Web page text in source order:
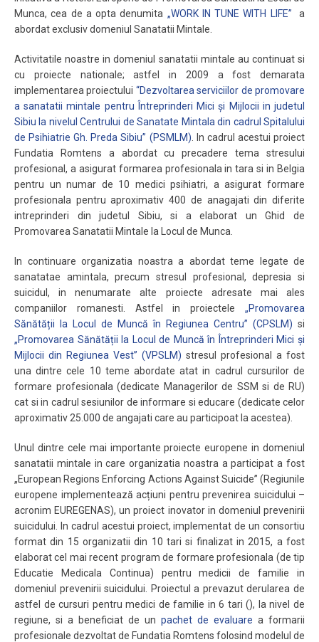
Munca, cea de a opta denumita „WORK IN TUNE WITH LIFE” a
abordat exclusiv domeniul Sanatatii Mintale.
Activitatile noastre in domeniul sanatatii mintale au continuat si
cu proiecte nationale; astfel in 2009 a fost demarata
implementarea proiectului “Dezvoltarea serviciilor de promovare
a sanatatii mintale pentru Întreprinderi Mici şi Mijlocii in judetul
Sibiu la nivelul Centrului de Sanatate Mintala din cadrul Spitalului
de Psihiatrie Gh. Preda Sibiu” (PSMLM) . In cadrul acestui proiect
Fundatia Romtens a abordat cu precadere tema stresului
profesional, a asigurat formarea profesionala in tara si in Belgia
pentru un numar de 10 medici psihiatri, a asigurat formare
profesionala pentru aproximativ 400 de anagajati din diferite
intreprinderi din judetul Sibiu, si a elaborat un Ghid de
Promovarea Sanatatii Mintale la Locul de Munca.
In continuare organizatia noastra a abordat teme legate de
sanatatae amintala, precum stresul profesional, depresia si
suicidul, in nenumarate alte proiecte adresate mai ales
companiilor romanesti. Astfel in proiectele „Promovarea
Sănătății la Locul de Muncă în Regiunea Centru” (CPSLM) si
„Promovarea Sănătății la Locul de Muncă în Întreprinderi Mici și
Mijlocii din Regiunea Vest” (VPSLM) stresul profesional a fost
una dintre cele 10 teme abordate atat in cadrul cursurilor de
formare profesionala (dedicate Managerilor de SSM si de RU)
cat si in cadrul sesiunilor de informare si educare (dedicate celor
aproximativ 25.000 de angajati care au participoat la acestea).
Unul dintre cele mai importante proiecte europene in domeniul
sanatatii mintale in care organizatia noastra a participat a fost
„European Regions Enforcing Actions Against Suicide” (Regiunile
europene implementează acțiuni pentru prevenirea suicidului –
acronim EUREGENAS), un proiect inovator in domeniul prevenirii
suicidului. In cadrul acestui proiect, implementat de un consortiu
format din 15 organizatii din 10 tari si finalizat in 2015, a fost
elaborat cel mai recent program de formare profesionala (de tip
Educatie Medicala Continua) pentru medicii de familie in
domeniul prevenirii suicidului. Proiectul a prevazut derularea de
astfel de cursuri pentru medici de familie in 6 tari (), la nivel de
regiune, si a beneficiat de un pachet de evaluare a formarii
profesionale dezvoltat de Fundatia Romtens folosind modelul de